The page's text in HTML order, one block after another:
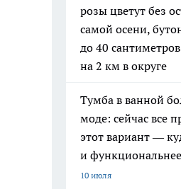
розы цветут без
самой осени,
до 40
на 2 км в округе
Тумба в ванной
моде: сейчас все
этот вариант —
и функциональнее
10 июля